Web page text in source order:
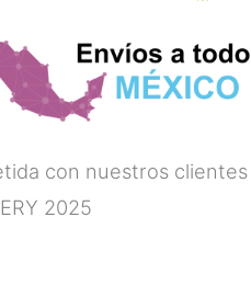
con nuestros clientes
2025